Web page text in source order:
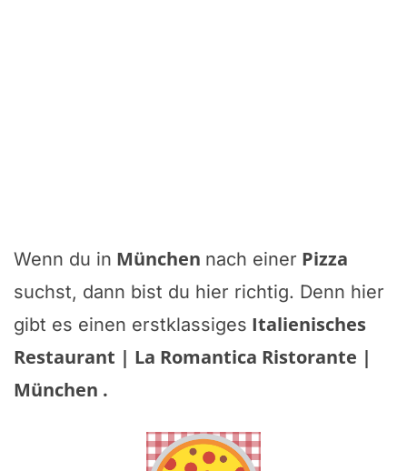
Wenn du in München nach einer Pizza
suchst, dann bist du hier richtig. Denn hier
gibt es einen erstklassiges Italienisches
Restaurant | La Romantica Ristorante |
München .